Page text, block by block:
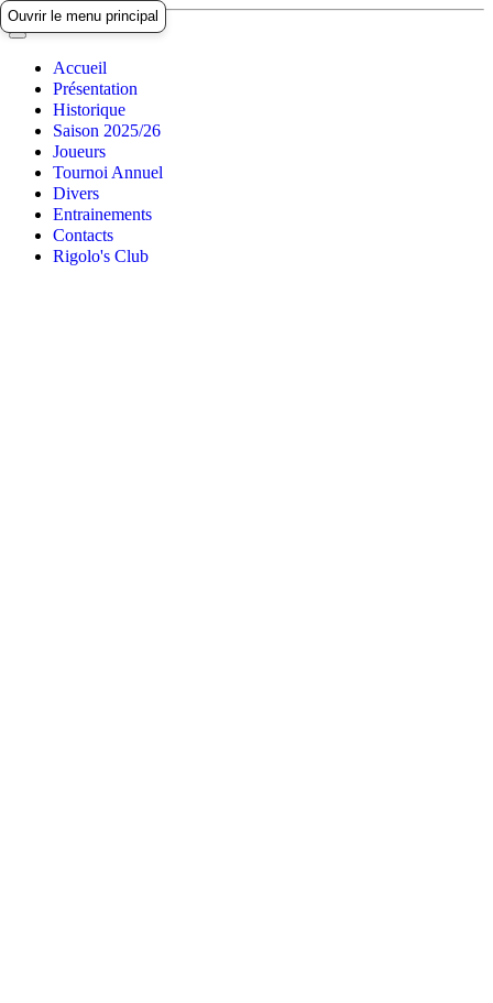
Accueil
Présentation
Historique
Saison 2025/26
Joueurs
Tournoi Annuel
Divers
Entrainements
Contacts
Rigolo's Club
Ouvrir le menu principal